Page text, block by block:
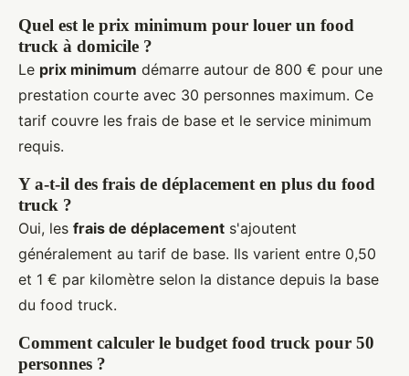
Quel est le prix minimum pour louer un food
truck à domicile ?
Le prix minimum démarre autour de 800 € pour une
prestation courte avec 30 personnes maximum. Ce
tarif couvre les frais de base et le service minimum
requis.
Y a-t-il des frais de déplacement en plus du food
truck ?
Oui, les frais de déplacement s'ajoutent
généralement au tarif de base. Ils varient entre 0,50
et 1 € par kilomètre selon la distance depuis la base
du food truck.
Comment calculer le budget food truck pour 50
personnes ?